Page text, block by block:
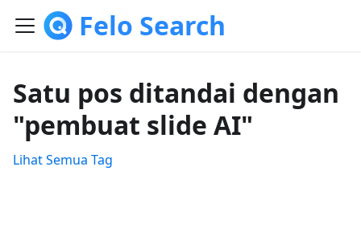
Felo Search
Satu pos ditandai dengan
"pembuat slide AI"
Lihat Semua Tag